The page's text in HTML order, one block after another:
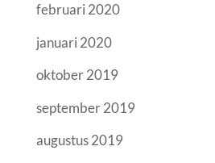
februari 2020
januari 2020
oktober 2019
september 2019
augustus 2019